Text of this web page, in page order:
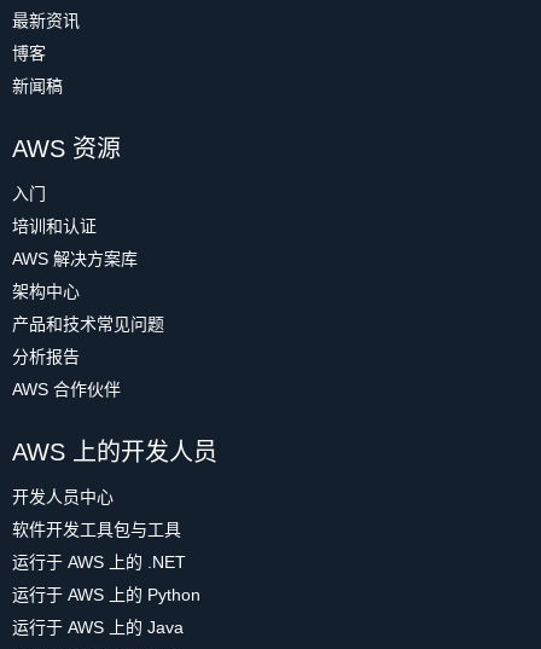
最新资讯
博客
新闻稿
AWS 资源
入门
培训和认证
AWS 解决方案库
架构中心
产品和技术常见问题
分析报告
AWS 合作伙伴
AWS 上的开发人员
开发人员中心
软件开发工具包与工具
运行于 AWS 上的 .NET
运行于 AWS 上的 Python
运行于 AWS 上的 Java